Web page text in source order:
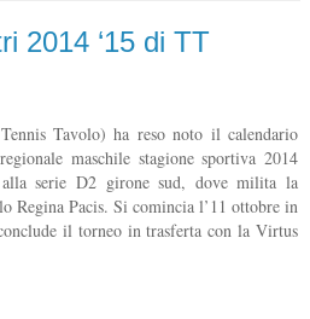
2014 ‘15 di TT
Tavolo) ha reso noto il calendario
maschile stagione sportiva 2014
serie D2 girone sud, dove milita la
Regina Pacis. Si comincia l’11 ottobre in
il torneo in trasferta con la Virtus